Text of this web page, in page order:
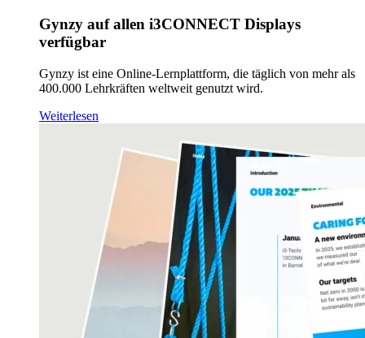
Gynzy auf allen i3CONNECT Displays
verfügbar
Gynzy ist eine Online-Lernplattform, die täglich von mehr als
400.000 Lehrkräften weltweit genutzt wird.
Weiterlesen